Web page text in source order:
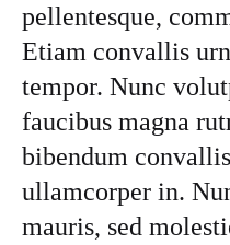
pellentesque,
Etiam convallis
tempor. Nunc
faucibus magna
bibendum
ullamcorper in.
mauris, sed